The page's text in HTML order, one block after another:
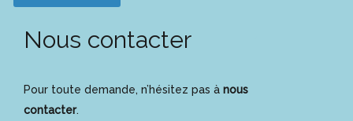
Nous contacter
Pour toute demande, n’hésitez pas à nous
contacter.